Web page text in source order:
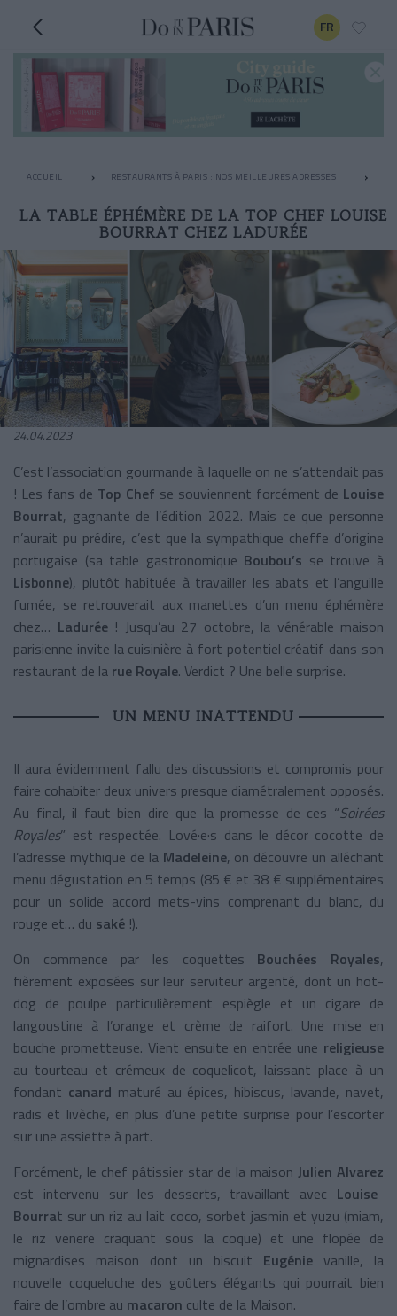
FR
ACCUEIL RESTAURANTS À PARIS : NOS MEILLEURES ADRESSES
LA TABLE ÉPHÉMÈRE DE LA TOP CHEF LOUISE
BOURRAT CHEZ LADURÉE
24.04.2023
C’est l’association gourmande à laquelle on ne s’attendait pas
! Les fans de Top Chef se souviennent forcément de Louise
Bourrat, gagnante de l’édition 2022. Mais ce que personne
n’aurait pu prédire, c’est que la sympathique cheffe d’origine
portugaise (sa table gastronomique Boubou’s se trouve à
Lisbonne), plutôt habituée à travailler les abats et l’anguille
fumée, se retrouverait aux manettes d’un menu éphémère
chez… Ladurée ! Jusqu’au 27 octobre, la vénérable maison
parisienne invite la cuisinière à fort potentiel créatif dans son
restaurant de la rue Royale. Verdict ? Une belle surprise.
UN MENU INATTENDU
Il aura évidemment fallu des discussions et compromis pour
faire cohabiter deux univers presque diamétralement opposés.
Au final, il faut bien dire que la promesse de ces “Soirées
Royales” est respectée. Lové·e·s dans le décor cocotte de
l’adresse mythique de la Madeleine, on découvre un alléchant
menu dégustation en 5 temps (85 € et 38 € supplémentaires
pour un solide accord mets-vins comprenant du blanc, du
rouge et… du saké !).
On commence par les coquettes Bouchées Royales,
fièrement exposées sur leur serviteur argenté, dont un hot-
dog de poulpe particulièrement espiègle et un cigare de
langoustine à l’orange et crème de raifort. Une mise en
bouche prometteuse. Vient ensuite en entrée une religieuse
au tourteau et crémeux de coquelicot, laissant place à un
fondant canard maturé au épices, hibiscus, lavande, navet,
radis et livèche, en plus d’une petite surprise pour l’escorter
sur une assiette à part.
Forcément, le chef pâtissier star de la maison Julien Alvarez
est intervenu sur les desserts, travaillant avec Louise
Bourrat sur un riz au lait coco, sorbet jasmin et yuzu (miam,
le riz venere craquant sous la coque) et une flopée de
mignardises maison dont un biscuit Eugénie vanille, la
nouvelle coqueluche des goûters élégants qui pourrait bien
faire de l’ombre au macaron culte de la Maison.